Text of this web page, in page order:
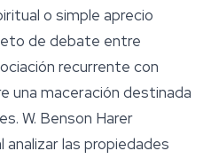
o simple aprecio
de debate entre
recurrente con
una maceración destinada
W. Benson Harer
las propiedades